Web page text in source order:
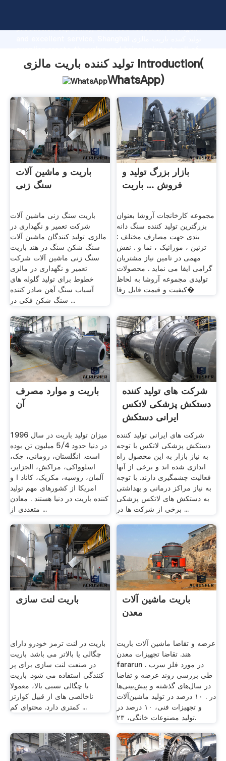
production capability, advanced research strength
customers.
تولید کننده باریت مالزی Introduction(
WhatsApp)
باریت و ماشین آلات
سنگ زنی
باریت سنگ زنی ماشین آلات
شرکت تعمیر و نگهداری در
مالزی. تولید کنندگان ماشین آلات
سنگ شکن سنگ در هند باریت
سنگ زنی ماشین آلات شرکت
تعمیر و نگهداری در مالزی
خطوط برای تولید گلوله های
آسیاب سنگ آهن صادر کننده
سنگ شکن فکی در ...
بازار بزرگ تولید و
فروش ... باریت
مجموعه کارخانجات آروشا بعنوان
بزرگترین تولید کننده سنگ دانه
بندی جهت مصارف مختلف :
تزئین ، موزائیک ، نما و . نقش
مهمی در تامین نیاز مشتریان
گرامی ایفا می نماید . محصولات
تولیدی مجموعه آروشا به لحاظ
کیفیت و قیمت قابل رقا�
باریت و موارد مصرف
آن
میزان تولید باریت در سال 1996
در دنیا حدود 5/4 میلیون تن بوده
است. انگلستان، رومانی، چک،
اسلوواکی، مراکش، الجزایر،
آلمان، روسیه، مکزیک، کاناد ا و
امریکا از کشورهای مهم تولید
کننده باریت در دنیا هستند . معادن
متعددی از ...
شرکت های تولید کننده
دستکش پزشکی لاتکس
ایرانی دستکش
شرکت های ایرانی تولید کننده
دستکش پزشکی لاتکس با توجه
به نیاز بازار به این محصول راه
اندازی شده اند و برخی از آنها
فعالیت چشمگیری دارند. با توجه
به نیاز مراکز درمانی و بهداشتی
به دستکش های لاتکس پزشکی
برخی از شرکت ها در ...
باریت لنت سازی
باریت در لنت ترمز خودرو دارای
چگالی یا بالاتر می باشد. باریت
در صنعت لنت سازی برای پر
کنندگی استفاده می شود. باریت
با چگالی نسبی بالا، معمولا
ناخالصی های از قبیل کوارتز
کمتری دارد. محتوای کم ...
باریت ماشین آلات
معدن
عرضه و تقاضا ماشین آلات باریت
هند. تقاضا تجهیزات معدن
fararun . در مورد فلز سرب
طی بررسی روند عرضه و تقاضا
در سال‌های گذشته و پیش‌بینی‌ها
در . ۱۰ درصد در تولید ماشین‌آلات
و تجهیزات فنی، ۱۰ درصد در
تولید مصنوعات خانگی، ۲۳‌.